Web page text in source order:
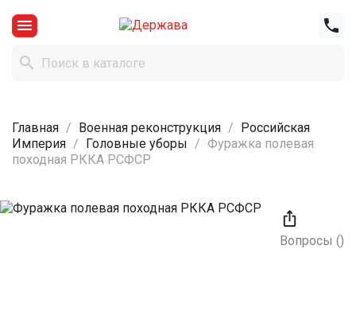



Главная Военная реконструкция
Российская
Империя
Головные уборы
Фуражка полевая
походная РККА РСФСР

Вопросы ()